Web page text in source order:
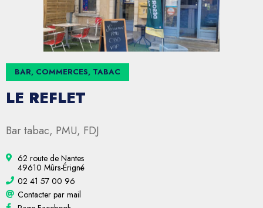
BAR, COMMERCES, TABAC
LE REFLET
Bar tabac, PMU, FDJ
62 route de Nantes
49610 Mûrs-Érigné
02 41 57 00 96
Contacter par mail